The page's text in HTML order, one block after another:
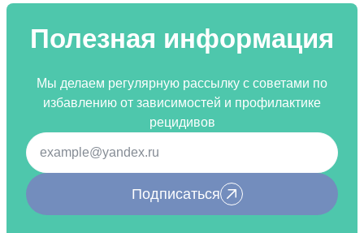
Полезная информация
Мы делаем регулярную рассылку с советами по
избавлению от зависимостей и профилактике
рецидивов
Подписаться